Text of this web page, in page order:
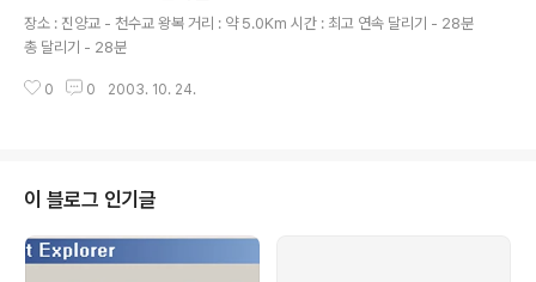
장소 : 진양교 - 천수교 왕복 거리 : 약 5.0Km 시간 : 최고 연속 달리기 - 28분
총 달리기 - 28분
0 0 2003. 10. 24.
이 블로그 인기글